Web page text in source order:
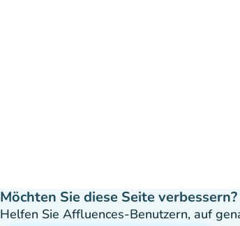
Möchten Sie diese Seite verbessern?
Helfen Sie Affluences-Benutzern, auf